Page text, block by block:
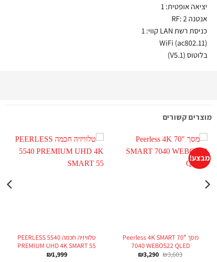
יציאה אופטית: 1
אנטנה RF: 2
כניסת רשת LAN קווי: 1
WiFi (ac802.11)
בלוטוס (V5.1)
מוצרים קשורים
מבצע!
מסך 70″ Peerless 4K SMART
7040 WEBOS22 QLED
₪3,603
₪3,290
טלוויזיה חכמה PEERLESS 5540
PREMIUM UHD 4K SMART 55
₪1,999